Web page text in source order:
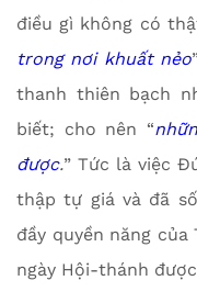
điều gì không có
trong nơi khuất nẻo
thanh thiên bạch
biết; cho nên “
được.” Tức là việc
thập tự giá và đã
đầy quyền năng
ngày Hội-thánh